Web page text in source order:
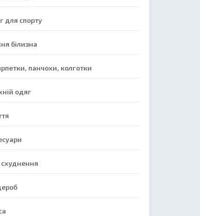
для спорту
білизна
панчохи, колготки
одяг